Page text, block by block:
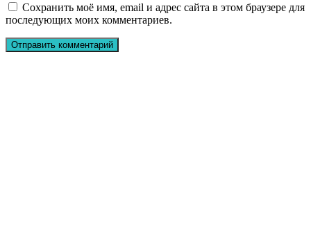
Сохранить моё имя, email и адрес сайта в этом браузере для
последующих моих комментариев.